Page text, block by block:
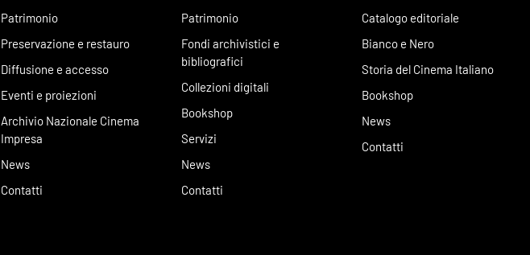
Patrimonio
Preservazione e restauro
Diffusione e accesso
Eventi e proiezioni
Archivio Nazionale Cinema
Impresa
News
Contatti
Patrimonio
Fondi archivistici e
bibliografici
Collezioni digitali
Bookshop
Servizi
News
Contatti
Catalogo editoriale
Bianco e Nero
Storia del Cinema Italiano
Bookshop
News
Contatti